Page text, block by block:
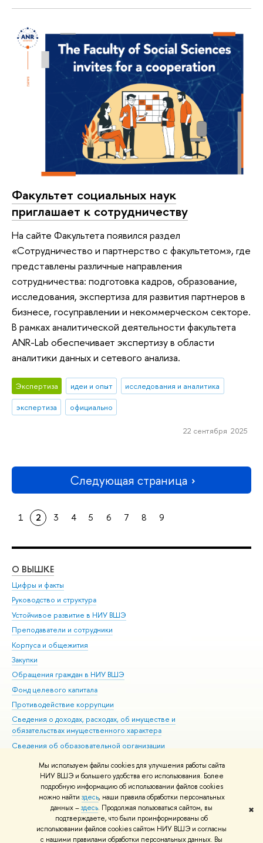
Мы используем файлы cookies для улучшения работы сайта
НИУ ВШЭ и большего удобства его использования. Более
подробную информацию об использовании файлов cookies
можно найти здесь, наши правила обработки персональных
данных –здесь. Продолжая пользоваться сайтом, вы
подтверждаете, что были проинформированы об
использовании файлов cookies сайтом НИУ ВШЭ и согласны
с нашими правилами обработки персональных данных. Вы
✖
Факультет социальных наук
приглашает к сотрудничеству
На сайте Факультета появился раздел
«Сотрудничество и партнерство с факультетом», где
представлены различные направления
сотрудничества: подготовка кадров, образование,
исследования, экспертиза для развития партнеров в
бизнесе, госуправлении и некоммерческом секторе.
В рамках аналитической деятельности факультета
ANR-Lab обеспечивает экспертизу в области
аналитики данных и сетевого анализа.
Экспертиза идеи и опыт
исследования и аналитика
экспертиза
официально
22 сентября 2025
Следующая страница
1 2 3 4 5 6 7 8 9
О ВЫШКЕ
Цифры и факты
Руководство и структура
Устойчивое развитие в НИУ ВШЭ
Преподаватели и сотрудники
Корпуса и общежития
Закупки
Обращения граждан в НИУ ВШЭ
Фонд целевого капитала
Противодействие коррупции
Сведения о доходах, расходах, об имуществе и
обязательствах имущественного характера
Сведения об образовательной организации
Людям с ограниченными возможностями здоровья
Единая платежная страница
Работа в Вышке
© НИУ ВШЭ 1993–2026 Адреса и контакты Условия использования
материалов Политика конфиденциальности Карта сайта